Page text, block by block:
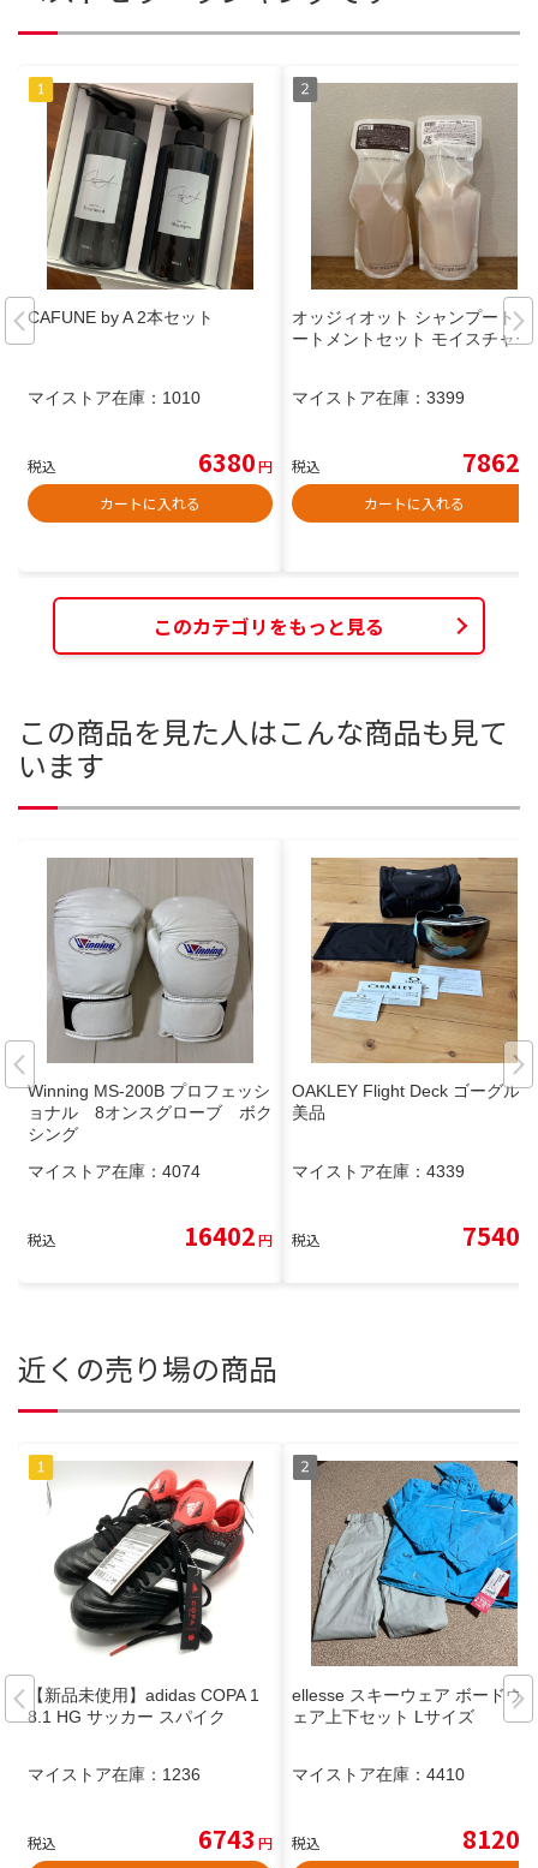
CAFUNE by A 2本セット
マイストア在庫： 1010
税込 6380円
カートに入れる
オッジィオット シャンプートリ
ートメントセット モイスチャー
マイストア在庫： 3399
税込 7862
カートに入れる
このカテゴリをもっと見る
この商品を見た人はこんな商品も見て
います
Winning MS-200B プロフェッシ
ョナル 8オンスグローブ ボク
シング
マイストア在庫： 4074
税込 16402円
OAKLEY Flight Deck ゴーグル
美品
マイストア在庫： 4339
税込 7540
近くの売り場の商品
【新品未使用】adidas COPA 1
8.1 HG サッカー スパイク
マイストア在庫： 1236
税込 6743 円
ellesse スキーウェア ボードウ
ェア上下セット Lサイズ
マイストア在庫： 4410
税込 8120